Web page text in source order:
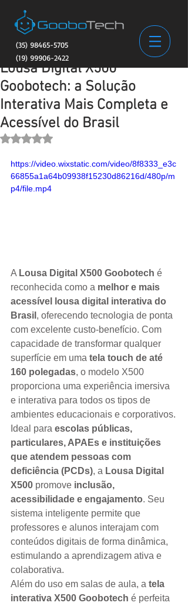
(35) 98465-5705
(19) 99906-2422
Lousa Digital X500
Goobotech: a Solução
Interativa Mais Completa e
Acessível do Brasil
Avaliado com NaN de 5 estrelas.
https://video.wixstatic.com/video/8f8333_e3c
66855a1a64b09938f15230d86216d/480p/m
p4/file.mp4
A Lousa Digital X500 Goobotech é
reconhecida como a melhor e mais
acessível lousa digital interativa do
Brasil , oferecendo tecnologia de ponta
com excelente custo-benefício. Com
capacidade de transformar qualquer
superfície em uma tela touch de até
160 polegadas, o modelo X500
proporciona uma experiência imersiva
e interativa para todos os tipos de
ambientes educacionais e corporativos.
Ideal para escolas públicas,
particulares, APAEs e instituições
que atendem pessoas com
deficiência (PCDs), a Lousa Digital
X500 promove inclusão,
acessibilidade e engajamento. Seu
sistema inteligente permite que
professores e alunos interajam com
conteúdos digitais de forma dinâmica,
estimulando a aprendizagem ativa e
colaborativa.
Além do uso em salas de aula, a tela
interativa X500 Goobotech é perfeita